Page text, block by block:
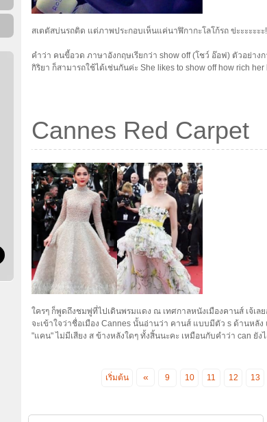
สเตตัสบ่นรถติด แต่ภาพประกอบเห็นแค่นาฬิกากะโลโก้รถ ข่ะะะะะะะ!
คำว่า คนขี้อวด ภาษาอังกฤษเรียกว่า show off (โชว์ อ๊อฟ) ตัวอย่าง
กิริยา ก็สามารถใช้ได้เช่นกันค่ะ She likes to show off how rich
Cannes Red Carpet
ใครๆ ก็พูดถึงชมพู่ที่ไปเดินพรมแดง ณ เทศกาลหนังเมืองคานส์ เจ้เ
จะเข้าใจว่าชื่อเมือง Cannes นั้นอ่านว่า คานส์ แบบมีตัว s ด้านหลั
"แคน" ไม่มีเสียง ส ข้างหลังใดๆ ทั้งสิ้นนะคะ เหมือนกับคำว่า can ยังไ
เริ่มต้น « 9 10 11 12 13